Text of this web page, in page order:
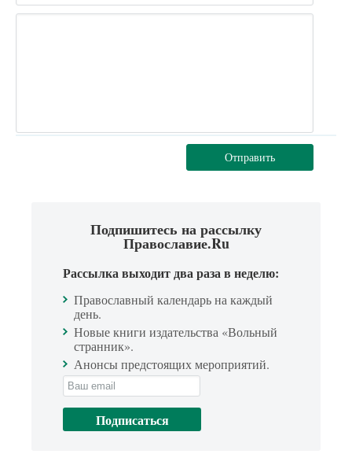
Отправить
Подпишитесь на рассылку
Православие.Ru
Рассылка выходит два раза в неделю:
Православный календарь на каждый
день.
Новые книги издательства «Вольный
странник».
Анонсы предстоящих мероприятий.